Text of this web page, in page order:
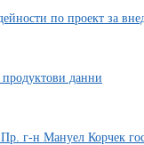
по проект за
данни
г-н Мануел Корчек